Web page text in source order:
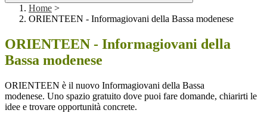
Home >
ORIENTEEN - Informagiovani della Bassa modenese
ORIENTEEN - Informagiovani della
Bassa modenese
ORIENTEEN è il nuovo Informagiovani della Bassa
modenese. Uno spazio gratuito dove puoi fare domande, chiarirti le
idee e trovare opportunità concrete.